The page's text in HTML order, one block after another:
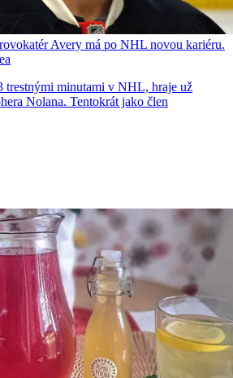
Avery má po NHL novou kariéru.
trestnými minutami v NHL, hraje už
Nolana. Tentokrát jako člen